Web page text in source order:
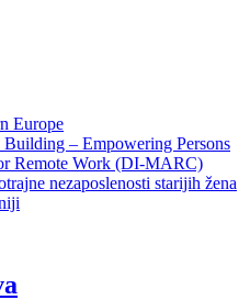
Europe
– Empowering Persons
Remote Work (DI-MARC)
nezaposlenosti starijih žena